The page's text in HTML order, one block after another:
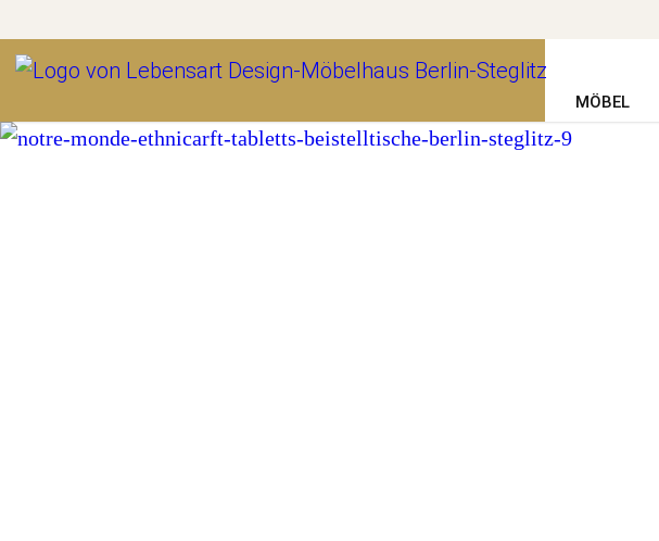
MÖBEL